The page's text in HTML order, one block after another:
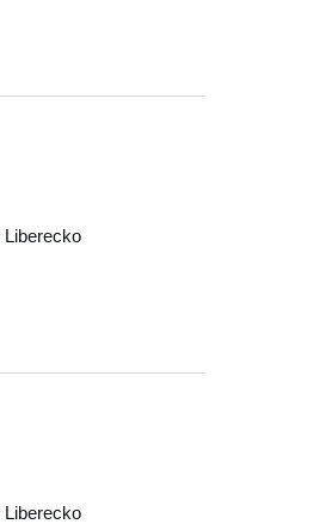
Liberecko
Liberecko